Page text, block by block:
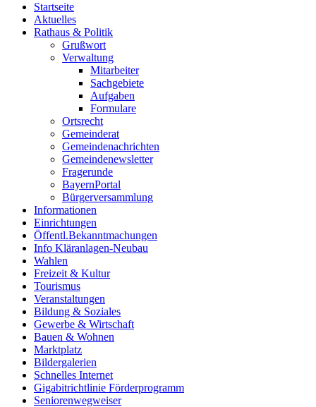
Startseite
Aktuelles
Rathaus & Politik
Grußwort
Verwaltung
Mitarbeiter
Sachgebiete
Aufgaben
Formulare
Ortsrecht
Gemeinderat
Gemeindenachrichten
Gemeindenewsletter
Fragerunde
BayernPortal
Bürgerversammlung
Informationen
Einrichtungen
Öffentl.Bekanntmachungen
Info Kläranlagen-Neubau
Wahlen
Freizeit & Kultur
Tourismus
Veranstaltungen
Bildung & Soziales
Gewerbe & Wirtschaft
Bauen & Wohnen
Marktplatz
Bildergalerien
Schnelles Internet
Gigabitrichtlinie Förderprogramm
Seniorenwegweiser